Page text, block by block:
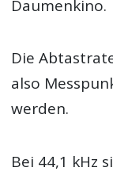
Daumenkino.
Die
also
werden.
Bei 44,1 kHz